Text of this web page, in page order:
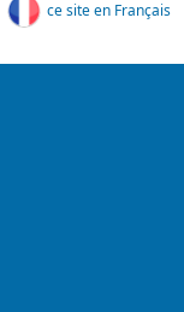
ce site en Français